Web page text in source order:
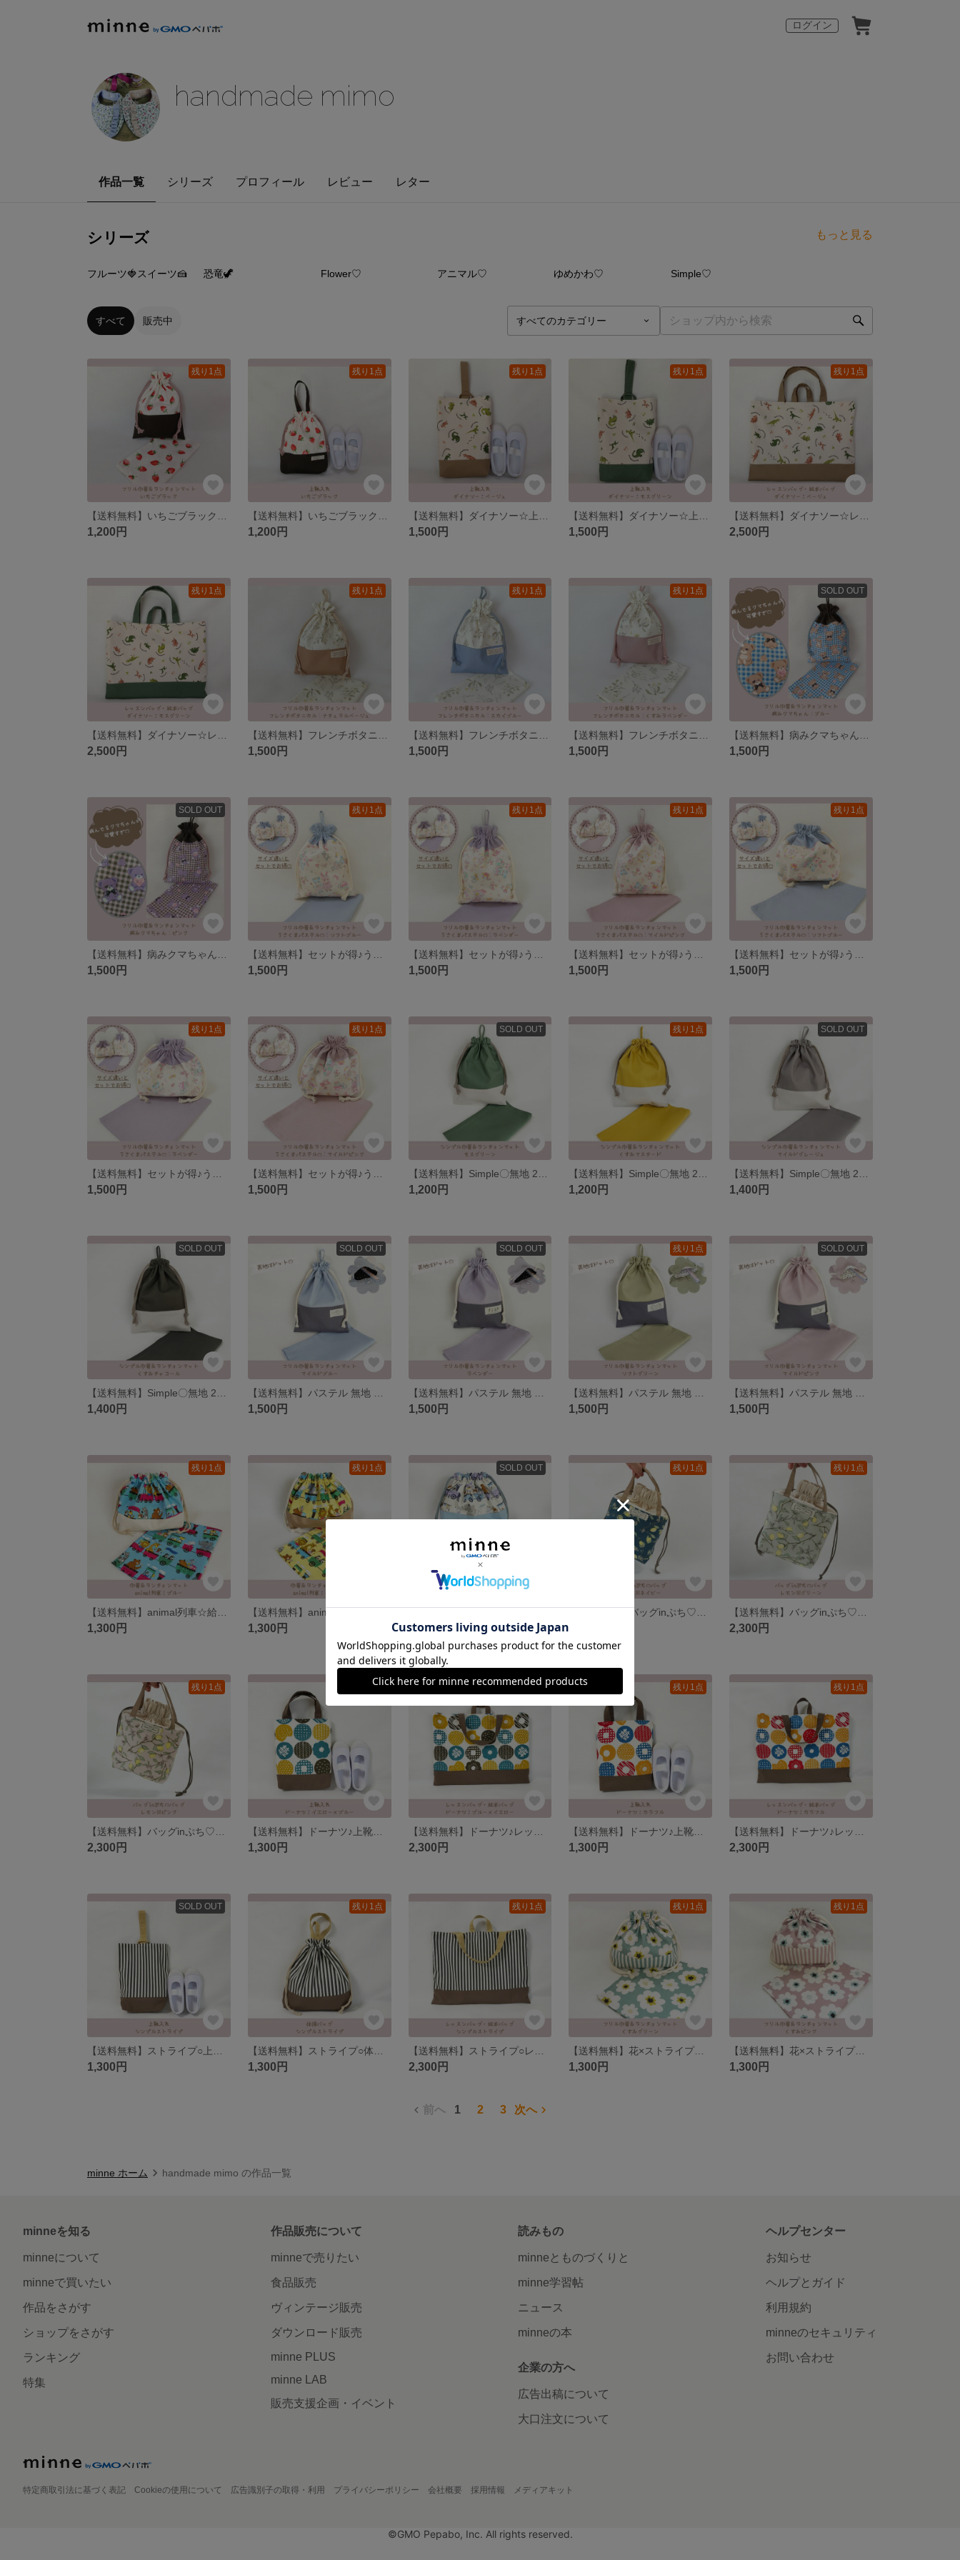
ログイン
handmade mimo
作品一覧 シリーズ プロフィール レビュー レター
シリーズ もっと見る
フルーツ🍓スイーツ🍰 恐竜🦖 Flower♡ アニマル♡ ゆめかわ♡ Simple♡
すべて 販売中
残り1点
1,200円
残り1点
1,200円
残り1点
1,500円
残り1点
1,500円
残り1点
2,500円
残り1点
2,500円
残り1点
1,500円
残り1点
1,500円
残り1点
1,500円
SOLD OUT
1,500円
SOLD OUT
1,500円
残り1点
1,500円
残り1点
1,500円
残り1点
1,500円
残り1点
1,500円
残り1点
1,500円
残り1点
1,500円
SOLD OUT
1,200円
残り1点
1,200円
SOLD OUT
1,400円
SOLD OUT
1,400円
SOLD OUT
1,500円
SOLD OUT
1,500円
残り1点
1,500円
SOLD OUT
1,500円
残り1点
1,300円
残り1点
1,300円
SOLD OUT
1,500円
残り1点 残り1点
2,300円
残り1点
2,300円
残り1点
【送料無料】ドーナツ♪上靴入れ、靴入れ、上履き入れ
1,300円
残り1点
2,300円
残り1点
1,300円
残り1点
2,300円
SOLD OUT
1,300円
残り1点
1,300円
残り1点
2,300円
残り1点
【送料無料】花×ストライプ♡フリル給食セット 巾着、ランチョンマット
1,300円
残り1点
【送料無料】花×ストライプ♡フリル給食セット 巾着、ランチョンマット
1,300円
前へ 1 2 3 次へ
minne ホーム handmade mimo の作品一覧
minneを知る
minneについて
minneで買いたい
作品をさがす
ショップをさがす
ランキング
特集
作品販売について
minneで売りたい
食品販売
ヴィンテージ販売
ダウンロード販売
minne PLUS
minne LAB
販売支援企画・イベント
読みもの
minneとものづくりと
minne学習帖
ニュース
minneの本
企業の方へ
広告出稿について
大口注文について
ヘルプセンター
お知らせ
ヘルプとガイド
利用規約
minneのセキュリティ
お問い合わせ
特定商取引法に基づく表記 Cookieの使用について 広告識別子の取得・利用 プライバシーポリシー 会社概要 採用情報 メディアキット
©GMO Pepabo, Inc. All rights reserved.